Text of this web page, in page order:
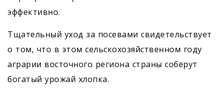
эффективно.
Тщательный уход за посевами свидетельствует
о том, что в этом сельскохозяйственном году
аграрии восточного региона страны соберут
богатый урожай хлопка.